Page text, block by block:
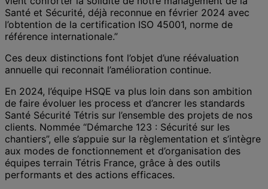
Santé et Sécurité, déjà reconnue en février 2024 avec
l’obtention de la certification ISO 45001, norme de
référence internationale.”
Ces deux distinctions font l’objet d’une réévaluation
annuelle qui reconnait l’amélioration continue.
En 2024, l’équipe HSQE va plus loin dans son ambition
de faire évoluer les process et d’ancrer les standards
Santé Sécurité Tétris sur l’ensemble des projets de nos
clients. Nommée “Démarche 123 : Sécurité sur les
chantiers”, elle s’appuie sur la règlementation et s’intègre
aux modes de fonctionnement et d’organisation des
équipes terrain Tétris France, grâce à des outils
performants et des actions efficaces.